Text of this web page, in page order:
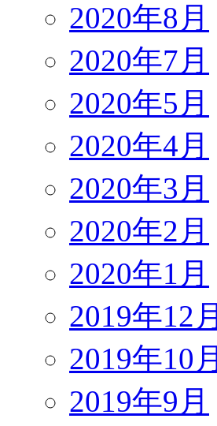
2020年8月
2020年7月
2020年5月
2020年4月
2020年3月
2020年2月
2020年1月
2019年12月
2019年10月
2019年9月